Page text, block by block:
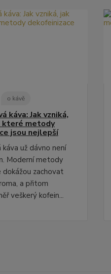
o kávě
káva: Jak vzniká,
které metody
jsou nejlepší
už dávno není
Moderní metody
dokážou zachovat
a přitom
veškerý kofein...